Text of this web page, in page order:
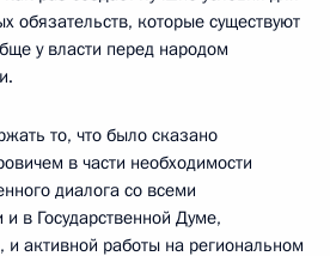
обязательств, которые существуют
у власти перед народом
то, что было сказано
в части необходимости
диалога со всеми
в Государственной Думе,
активной работы на региональном